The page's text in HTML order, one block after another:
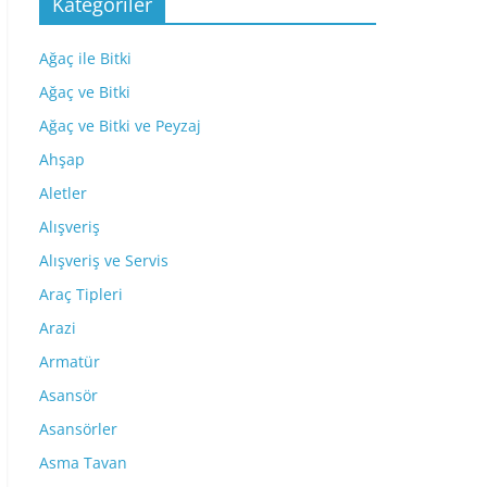
Ağaç ile Bitki
Ağaç ve Bitki
Ağaç ve Bitki ve Peyzaj
Ahşap
Aletler
Alışveriş
Alışveriş ve Servis
Araç Tipleri
Arazi
Armatür
Asansör
Asansörler
Asma Tavan